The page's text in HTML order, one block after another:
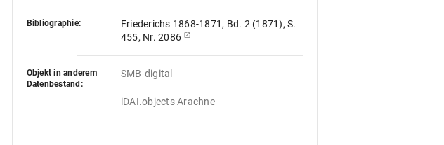
Bibliographie:
Friederichs 1868-1871, Bd. 2 (1871), S.
455, Nr. 2086
Objekt in anderem
Datenbestand:
SMB-digital
iDAI.objects Arachne